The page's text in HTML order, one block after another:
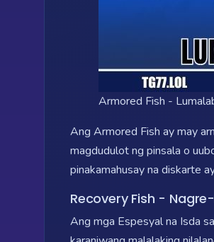
Armored Fish -
Ang Armored Fish ay may
magdudulot ng pinsala o
pinakamahusay na diskarte
Recovery Fish -
Ang mga Espesyal na Isda